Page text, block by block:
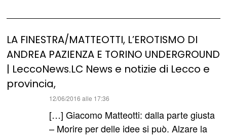
LA FINESTRA/MATTEOTTI, L’EROTISMO DI
ANDREA PAZIENZA E TORINO UNDERGROUND
| LeccoNews.LC News e notizie di Lecco e
provincia,
12/06/2016 alle 17:36
[…] Giacomo Matteotti: dalla parte giusta
– Morire per delle idee si può. Alzare la